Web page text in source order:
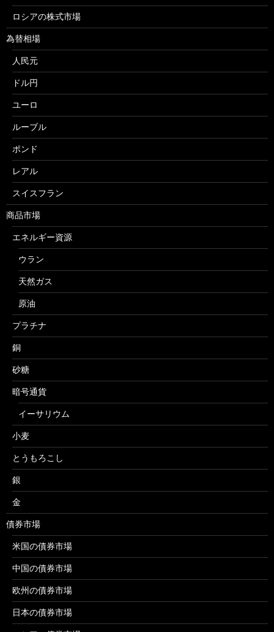
ロシアの株式市場
為替相場
人民元
ドル円
ユーロ
ルーブル
ポンド
レアル
スイスフラン
商品市場
エネルギー資源
ウラン
天然ガス
原油
プラチナ
銅
砂糖
暗号通貨
イーサリウム
小麦
とうもろこし
銀
金
債券市場
米国の債券市場
中国の債券市場
欧州の債券市場
日本の債券市場